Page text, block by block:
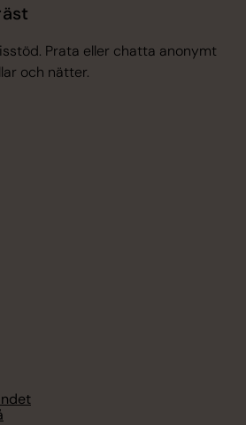
Prata eller chatta anonymt
och nätter.